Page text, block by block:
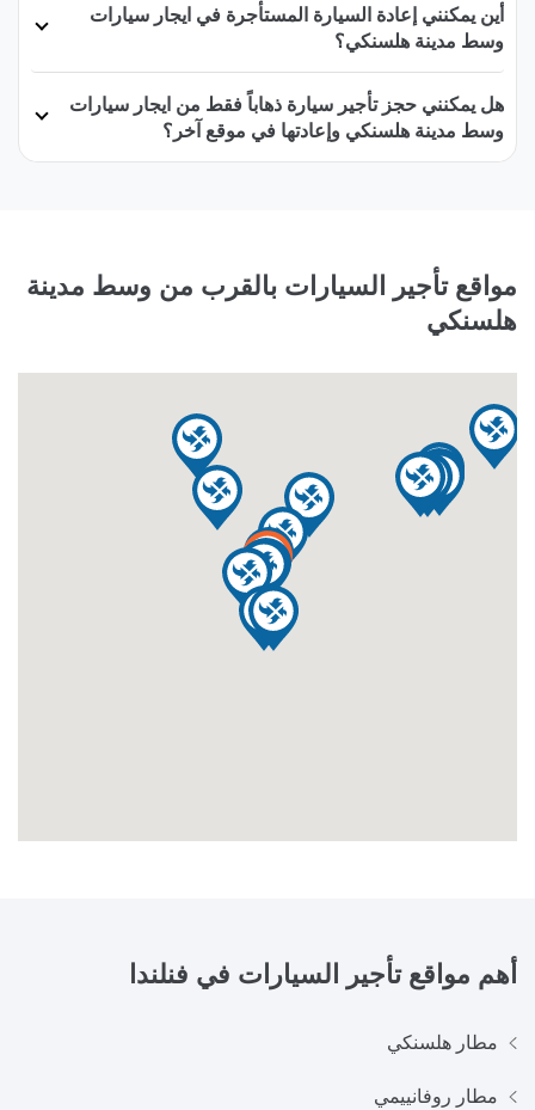
أين يمكنني إعادة السيارة المستأجرة في ايجار سيارات
وسط مدينة هلسنكي؟
هل يمكنني حجز تأجير سيارة ذهاباً فقط من ايجار سيارات
وسط مدينة هلسنكي وإعادتها في موقع آخر؟
مواقع تأجير السيارات بالقرب من وسط مدينة
هلسنكي
أهم مواقع تأجير السيارات في فنلندا
مطار هلسنكي
مطار روفانييمي